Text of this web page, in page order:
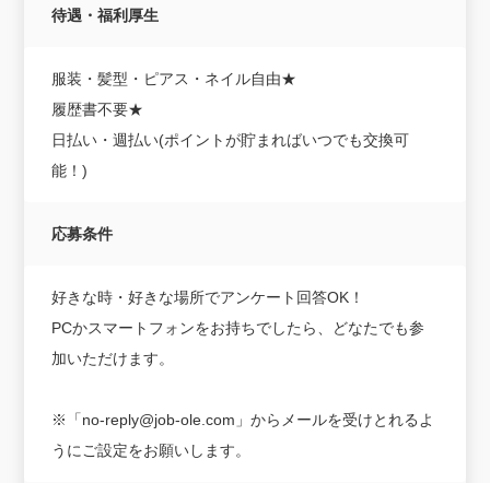
待遇・福利厚生
服装・髪型・ピアス・ネイル自由★
履歴書不要★
日払い・週払い(ポイントが貯まればいつでも交換可
能！)
応募条件
好きな時・好きな場所でアンケート回答OK！
PCかスマートフォンをお持ちでしたら、どなたでも参
加いただけます。
※「no-reply@job-ole.com」からメールを受けとれるよ
うにご設定をお願いします。